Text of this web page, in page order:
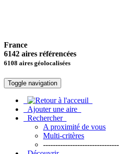
France
6142 aires référencées
6108 aires géolocalisées
Toggle navigation
Ajouter une aire
Rechercher
A proximité de vous
Multi-critères
-------------------------------